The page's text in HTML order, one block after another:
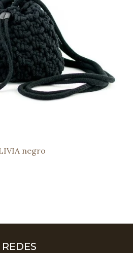
negro
REDES